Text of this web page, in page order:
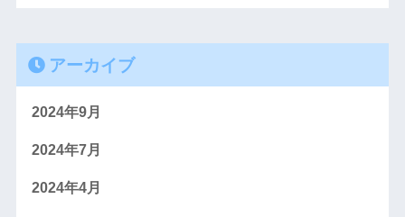
アーカイブ
2024年9月
2024年7月
2024年4月